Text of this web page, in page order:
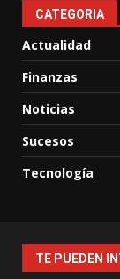
CATEGORIA
Actualidad
Finanzas
Noticias
Sucesos
Tecnología
TE PUEDEN